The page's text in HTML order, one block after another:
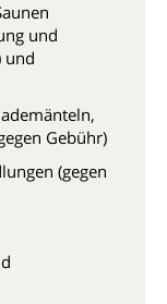
und
und
Gebühr)
(gegen